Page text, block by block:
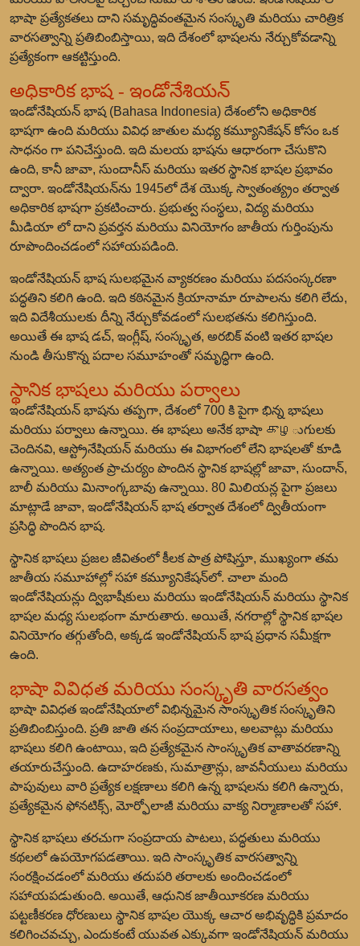
భాషా ప్రత్యేకతలు దాని సమృద్ధివంతమైన సంస్కృతి మరియు చారిత్రిక
వారసత్వాన్ని ప్రతిబింబిస్తాయి, ఇది దేశంలో భాషలను నేర్చుకోవడాన్ని
ప్రత్యేకంగా ఆకట్టిస్తుంది.
అధికారిక భాష - ఇండోనేశియన్
ఇండోనేషియన్ భాష (Bahasa Indonesia) దేశంలోని అధికారిక
భాషగా ఉంది మరియు వివిధ జాతుల మధ్య కమ్యూనికేషన్ కోసం ఒక
సాధనం గా పనిచేస్తుంది. ఇది మలయ భాషను ఆధారంగా చేసుకొని
ఉంది, కానీ జావా, సుందానీస్ మరియు ఇతర స్థానిక భాషల ప్రభావం
ద్వారా. ఇండోనేషియన్‌ను 1945లో దేశ యొక్క స్వాతంత్య్రం తర్వాత
అధికారిక భాషగా ప్రకటించారు. ప్రభుత్వ సంస్థలు, విద్య మరియు
మీడియా లో దాని ప్రవర్తన మరియు వినియోగం జాతీయ గుర్తింపును
రూపొందించడంలో సహాయపడింది.
ఇండోనేషియన్ భాష సులభమైన వ్యాకరణం మరియు పదసంస్కరణా
పద్ధతిని కలిగి ఉంది. ఇది కఠినమైన క్రియానామా రూపాలను కలిగి లేదు,
ఇది విదేశీయులకు దీన్ని నేర్చుకోవడంలో సులభతను కలిగిస్తుంది.
అయితే ఈ భాష డచ్, ఇంగ్లీష్, సంస్కృత, అరబిక్ వంటి ఇతర భాషల
నుండి తీసుకొన్న పదాల సమూహంతో సమృద్ధిగా ఉంది.
స్థానిక భాషలు మరియు పర్వాలు
ఇండోనేషియన్ భాషను తప్పగా, దేశంలో 700 కి పైగా భిన్న భాషలు
మరియు పర్వాలు ఉన్నాయి. ఈ భాషలు అనేక భాషా குழుగులకు
చెందినవి, ఆస్ట్రోనేషియన్ మరియు ఈ విభాగంలో లేని భాషలతో కూడి
ఉన్నాయి. అత్యంత ప్రాచుర్యం పొందిన స్థానిక భాషల్లో జావా, సుందాన్,
బాలీ మరియు మినాంగ్కబావు ఉన్నాయి. 80 మిలియన్ల పైగా ప్రజలు
మాట్లాడే జావా, ఇండోనేషియన్ భాష తర్వాత దేశంలో ద్వితీయంగా
ప్రసిద్ధి పొందిన భాష.
స్థానిక భాషలు ప్రజల జీవితంలో కీలక పాత్ర పోషిస్తూ, ముఖ్యంగా తమ
జాతీయ సమూహాల్లో సహా కమ్యూనికేషన్‌లో. చాలా మంది
ఇండోనేషియన్లు ద్విభాషీకులు మరియు ఇండోనేషియన్ మరియు స్థానిక
భాషల మధ్య సులభంగా మారుతారు. అయితే, నగరాల్లో స్థానిక భాషల
వినియోగం తగ్గుతోంది, అక్కడ ఇండోనేషియన్ భాష ప్రధాన సమీక్షగా
ఉంది.
భాషా వివిధత మరియు సంస్కృతి వారసత్వం
భాషా వివిధత ఇండోనేషియాలో విభిన్నమైన సాంస్కృతిక సంస్కృతిని
ప్రతిబింబిస్తుంది. ప్రతి జాతి తన సంప్రదాయాలు, అలవాట్లు మరియు
భాషలు కలిగి ఉంటాయి, ఇది ప్రత్యేకమైన సాంస్కృతిక వాతావరణాన్ని
తయారుచేస్తుంది. ఉదాహరణకు, సుమాత్రాన్లు, జావనీయులు మరియు
పాపువులు వారి ప్రత్యేక లక్షణాలు కలిగి ఉన్న భాషలను కలిగి ఉన్నారు,
ప్రత్యేకమైన ఫోనటిక్స్, మోర్ఫోలాజీ మరియు వాక్య నిర్మాణాలతో సహా.
స్థానిక భాషలు తరచుగా సంప్రదాయ పాటలు, పద్ధతులు మరియు
కథలలో ఉపయోగపడతాయి. ఇది సాంస్కృతిక వారసత్వాన్ని
సంరక్షించడంలో మరియు తదుపరి తరాలకు అందించడంలో
సహాయపడుతుంది. అయితే, ఆధునిక జాతీయీకరణ మరియు
పట్టణీకరణ ధోరణులు స్థానిక భాషల యొక్క ఆచార అభివృద్ధికి ప్రమాదం
కలిగించవచ్చు, ఎందుకంటే యువత ఎక్కువగా ఇండోనేషియన్ మరియు